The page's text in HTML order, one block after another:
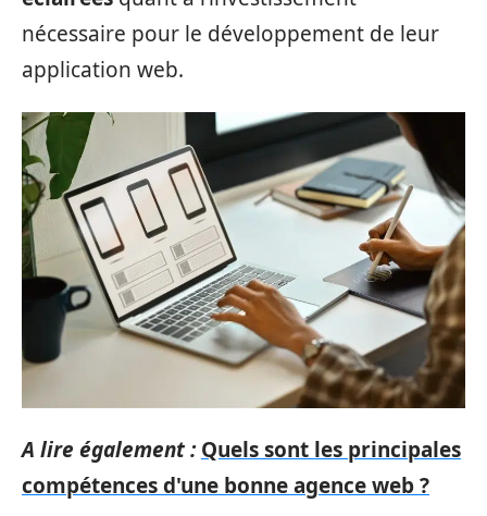
nécessaire pour le développement de leur
application web.
A lire également : Quels sont les principales
compétences d'une bonne agence web ?